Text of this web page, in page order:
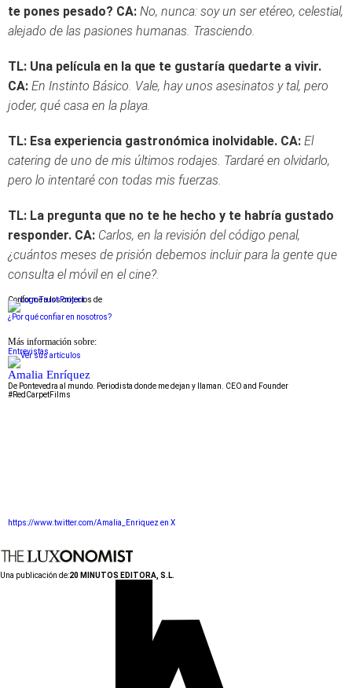
te pones pesado? CA: No, nunca: soy un ser etéreo, celestial,
alejado de las pasiones humanas. Trasciendo.
TL: Una película en la que te gustaría quedarte a vivir.
CA: En Instinto Básico. Vale, hay unos asesinatos y tal, pero
joder, qué casa en la playa.
TL: Esa experiencia gastronómica inolvidable. CA: El
catering de uno de mis últimos rodajes. Tardaré en olvidarlo,
pero lo intentaré con todas mis fuerzas.
TL: La pregunta que no te he hecho y te habría gustado
responder. CA: Carlos, en la revisión del código penal,
¿cuántos meses de prisión debemos incluir para la gente que
consulta el móvil en el cine?.
Conforme a los criterios de
¿Por qué confiar en nosotros?
Más información sobre:
Entrevistas
Amalia Enríquez
De Pontevedra al mundo. Periodista donde me dejan y llaman. CEO and Founder
#RedCarpetFilms
https://www.twitter.com/Amalia_Enriquez en X
Una publicación de:20 MINUTOS EDITORA, S.L.